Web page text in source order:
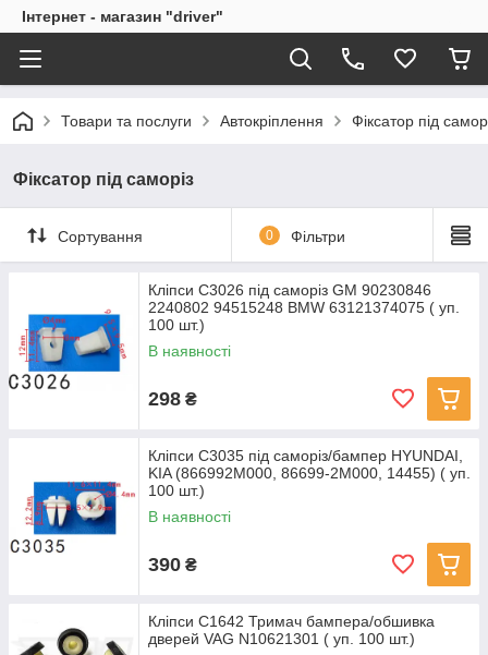
Інтернет - магазин "driver"
Товари та послуги Автокріплення Фіксатор під
Фіксатор під саморіз
Сортування 0 Фільтри
Кліпси C3026 під саморіз GM 90230846
2240802 94515248 BMW 63121374075 ( уп.
100 шт.)
В наявності
298 ₴
Кліпси C3035 під саморіз/бампер HYUNDAI,
KIA (866992M000, 86699-2M000, 14455) ( уп.
100 шт.)
В наявності
390 ₴
Кліпси C1642 Тримач бампера/обшивка
дверей VAG N10621301 ( уп. 100 шт.)